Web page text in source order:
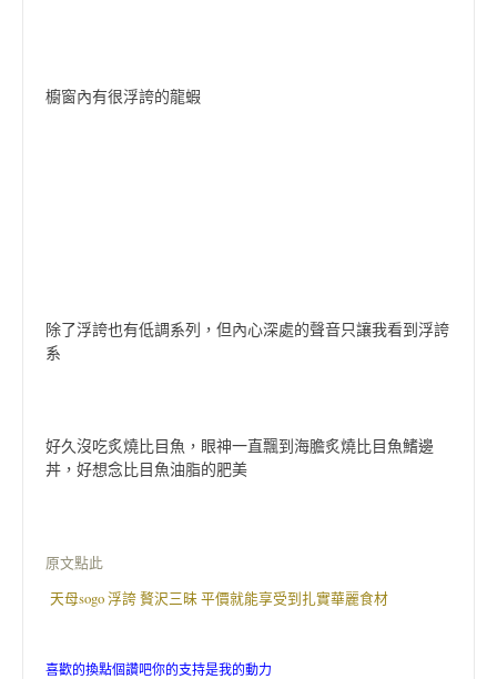
櫥窗內有很浮誇的龍蝦
除了浮誇也有低調系列，但內心深處的聲音只讓我看到浮誇
系
好久沒吃炙燒比目魚，眼神一直飄到海膽炙燒比目魚鰭邊
丼，好想念比目魚油脂的肥美
原文點此
天母sogo 浮誇 贅沢三昧 平價就能享受到扎實華麗食材
喜歡的換點個讚吧你的支持是我的動力